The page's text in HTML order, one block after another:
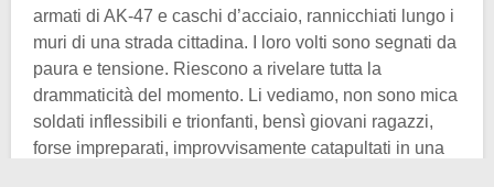
armati di AK-47 e caschi d’acciaio, rannicchiati lungo i
muri di una strada cittadina. I loro volti sono segnati da
paura e tensione. Riescono a rivelare tutta la
drammaticità del momento. Li vediamo, non sono mica
soldati inflessibili e trionfanti, bensì giovani ragazzi,
forse impreparati, improvvisamente catapultati in una